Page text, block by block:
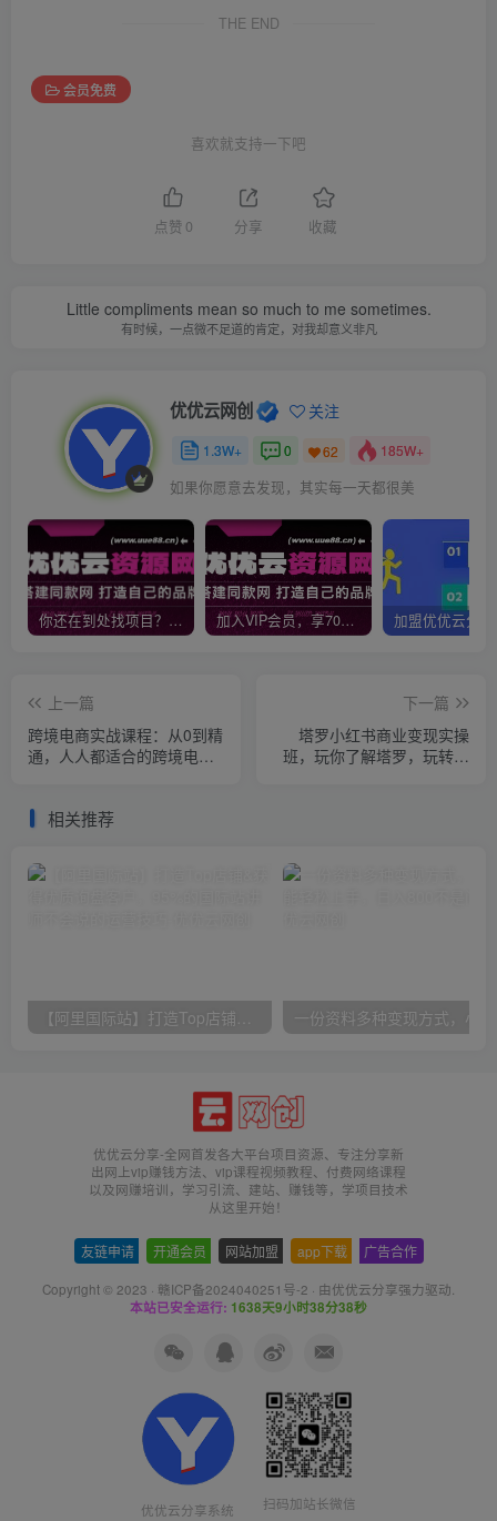
THE END
会员免费
喜欢就支持一下吧
点赞 0 分享 收藏
Little compliments mean so much to me sometimes.
有时候，一点微不足道的肯定，对我却意义非凡
优优云网创 关注
1.3W+ 0 62 185W+
如果你愿意去发现，其实每一天都很美
你还在到处找项目？还在当韭菜？我靠网创资源站一个月收入5万+，曾经我也是个失败者。 加入VIP会员，享70%的推广提成，免费学习多种网上创业课程，菜鸟秒变大神！
上一篇
跨境电商实战课程：从0到精
通，人人都适合的跨境电商
下一篇
塔罗小红书商业变现实操
班，玩你了解塔罗，玩转小
相关推荐
优优云分享-全网首发各大平台项目资源、专注分享新
出网上vip赚钱方法、vip课程视频教程、付费网络课程
以及网赚培训，学习引流、建站、赚钱等，学项目技术
从这里开始！
友链申请 开通会员 网站加盟 app下载 广告合作
Copyright © 2023 · 赣ICP备2024040251号-2 · 由优优云分享强力驱动.
本站已安全运行: 1638天9小时38分38秒
优优云分享系统
扫码加站长微信